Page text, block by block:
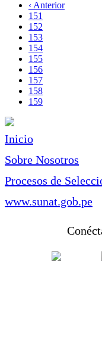
Paginación
página
Página
anterior
‹ Anterior
Page
151
Page
152
Page
153
Page
154
Page
155
Page
156
Page
157
Page
158
Página
159
Inicio
Sobre Nosotros
Procesos de
www.sunat.gob.pe